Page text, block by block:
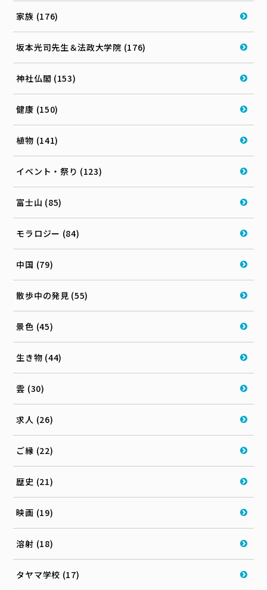
家族 (176)
坂本光司先生＆法政大学院 (176)
神社仏閣 (153)
健康 (150)
植物 (141)
イベント・祭り (123)
富士山 (85)
モラロジー (84)
中国 (79)
散歩中の発見 (55)
景色 (45)
生き物 (44)
雲 (30)
求人 (26)
ご縁 (22)
歴史 (21)
映画 (19)
溶射 (18)
タヤマ学校 (17)